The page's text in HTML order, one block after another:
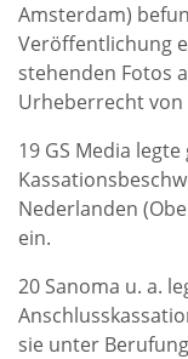
Amsterdam)
Veröffentlichung
stehenden Fotos
Urheberrecht
19 GS Media
Nederlanden
ein.
20 Sanoma u. a.
sie unter